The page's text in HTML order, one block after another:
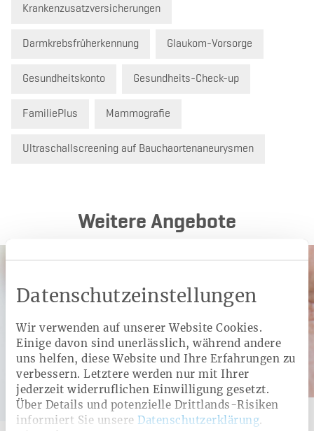
Datenschutzeinstellungen
Wir verwenden auf unserer Website Cookies.
Einige davon sind unerlässlich, während andere
uns helfen, diese Website und Ihre Erfahrungen zu
verbessern. Letztere werden nur mit Ihrer
jederzeit widerruflichen Einwilligung gesetzt.
Über Details und potenzielle Drittlands-Risiken
informiert Sie unsere Datenschutzerklärung.
Krankenzusatzversicherungen
Darmkrebsfrüherkennung Glaukom-Vorsorge
Gesundheitskonto Gesundheits-Check-up
FamiliePlus Mammografie
Ultraschallscreening auf Bauchaortenaneurysmen
Weitere Angebote
Kategorie: